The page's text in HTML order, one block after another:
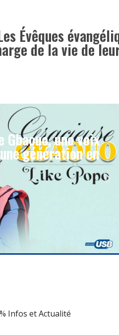
Évêques
de la vie de
Gbaouo, une voix
génération en
Infos et Actualité